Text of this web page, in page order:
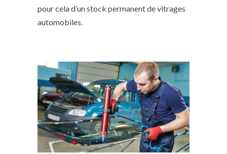
pour cela d’un stock permanent de vitrages
automobiles.